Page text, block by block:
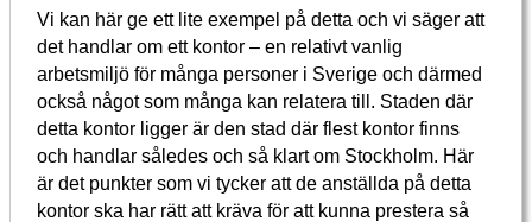
Vi kan här ge ett lite exempel på detta och vi säger att
det handlar om ett kontor – en relativt vanlig
arbetsmiljö för många personer i Sverige och därmed
också något som många kan relatera till. Staden där
detta kontor ligger är den stad där flest kontor finns
och handlar således och så klart om Stockholm. Här
är det punkter som vi tycker att de anställda på detta
kontor ska har rätt att kräva för att kunna prestera så